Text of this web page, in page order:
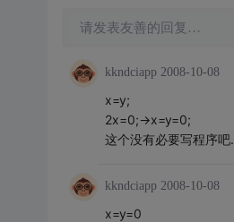
请发表友善的回复…
kkndciapp 2008-10-08
x=y;
2x=0;->x=y=0;
这个没有必要写程序吧
kkndciapp 2008-10-08
x=y=0